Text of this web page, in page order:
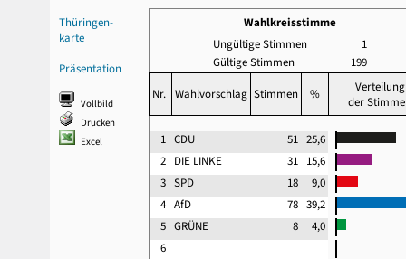
Thüringen-
karte
Präsentation
Vollbild
Drucken
Excel
Wahlkreisstimme
Ungültige Stimmen
1
Gültige Stimmen
199
Nr. Wahlvorschlag Stimmen %
Verteilung
der
1 CDU 51 25,6
2 DIE LINKE 31 15,6
3 SPD 18
9,0
4 AfD 78 39,2
5 GRÜNE 8
4,0
6